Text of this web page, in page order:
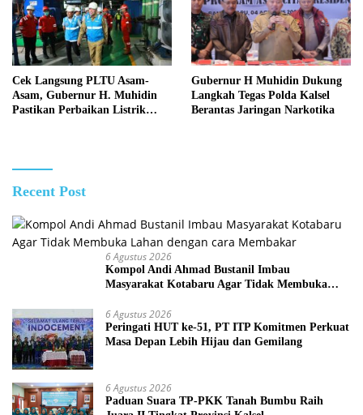
Cek Langsung PLTU Asam-
Asam, Gubernur H. Muhidin
Pastikan Perbaikan Listrik
Gubernur H Muhidin Dukung
Langkah Tegas Polda Kalsel
Berantas Jaringan Narkotika
Recent Post
6 Agustus 2026
Kompol Andi Ahmad Bustanil Imbau
Masyarakat Kotabaru Agar Tidak Membuka
6 Agustus 2026
Peringati HUT ke-51, PT ITP Komitmen Perkuat
Masa Depan Lebih Hijau dan Gemilang
6 Agustus 2026
Paduan Suara TP-PKK Tanah Bumbu Raih